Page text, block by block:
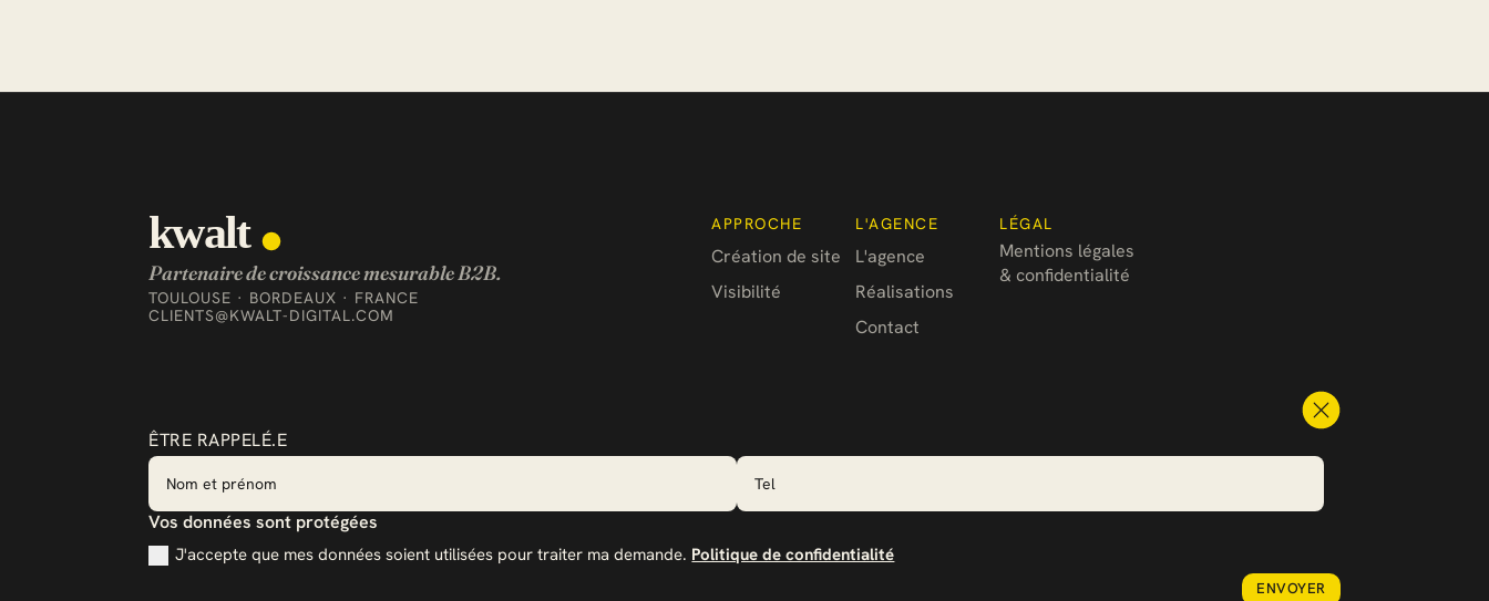
Partenaire de croissance mesurable B2B.
TOULOUSE · BORDEAUX · FRANCE
CLIENTS@KWALT-DIGITAL.COM
APPROCHE
Création de site
Visibilité
L'AGENCE
L'agence
Réalisations
Contact
LÉGAL
Mentions légales
& confidentialité
ÊTRE RAPPELÉ.E
Vos données sont protégées
J'accepte que mes données soient utilisées pour traiter ma demande. Politique de confidentialité
ENVOYER